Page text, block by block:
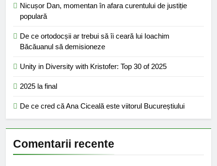
Nicușor Dan, momentan în afara curentului de justiție
populară
De ce ortodocșii ar trebui să îi ceară lui Ioachim
Băcăuanul să demisioneze
Unity in Diversity with Kristofer: Top 30 of 2025
2025 la final
De ce cred că Ana Ciceală este viitorul Bucureștiului
Comentarii recente